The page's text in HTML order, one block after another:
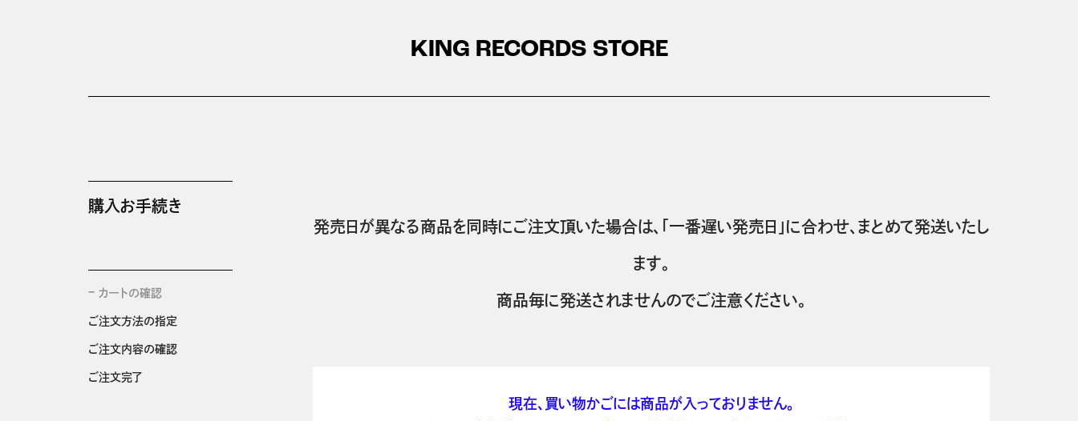
KING RECORDS STORE
購入お手続き
カートの確認
ご注文方法の指定
ご注文内容の確認
ご注文完了
発売日が異なる商品を同時にご注文頂いた場合は、「一番遅い発売日」に合わせ、まとめて発送いたし
ます。
商品毎に発送されませんのでご注意ください。
現在、買い物かごには商品が入っておりません。